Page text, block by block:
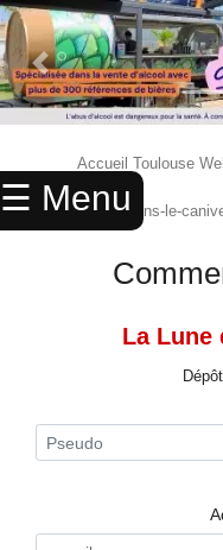
☰ Menu
× ACCUEIL
ANNUAIRE
SPORTS
RESTAURANTS
Previous Slide
Accueil Toulouse
la-lune-dans-le-
La Lune